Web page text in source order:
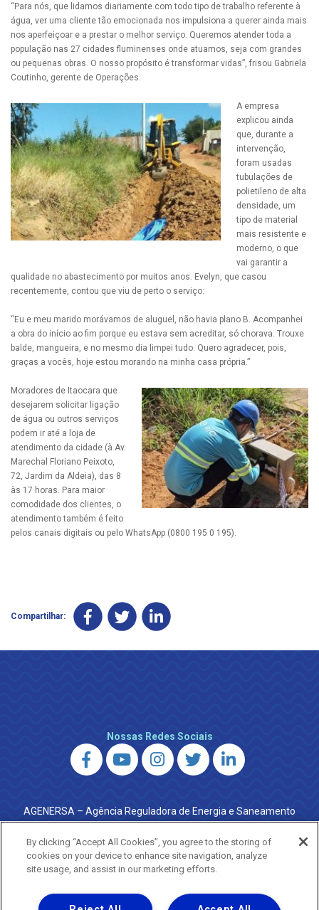
“Para nós, que lidamos diariamente com todo tipo de trabalho referente à
água, ver uma cliente tão emocionada nos impulsiona a querer ainda mais
nos aperfeiçoar e a prestar o melhor serviço. Queremos atender toda a
população nas 27 cidades fluminenses onde atuamos, seja com grandes
ou pequenas obras. O nosso propósito é transformar vidas”, frisou Gabriela
Coutinho, gerente de Operações.
A empresa
explicou ainda
que, durante a
intervenção,
foram usadas
tubulações de
polietileno de alta
densidade, um
tipo de material
mais resistente e
moderno, o que
vai garantir a
qualidade no abastecimento por muitos anos. Evelyn, que casou
recentemente, contou que viu de perto o serviço:
“Eu e meu marido morávamos de aluguel, não havia plano B. Acompanhei
a obra do início ao fim porque eu estava sem acreditar, só chorava. Trouxe
balde, mangueira, e no mesmo dia limpei tudo. Quero agradecer, pois,
graças a vocês, hoje estou morando na minha casa própria.”
Moradores de Itaocara que
desejarem solicitar ligação
de água ou outros serviços
podem ir até a loja de
atendimento da cidade (à Av.
Marechal Floriano Peixoto,
72, Jardim da Aldeia), das 8
às 17 horas. Para maior
comodidade dos clientes, o
atendimento também é feito
pelos canais digitais ou pelo WhatsApp (0800 195 0 195).
Compartilhar:
Nossas Redes Sociais
AGENERSA – Agência Reguladora de Energia e Saneamento
do Estado do Rio de Janeiro
0800 024 9040 · (21) 2332-6457 (WhatsApp) ·
ouvidoria@agenersa.rj.gov.br/ouvidoria.agenersa@gmail.com
·http://www.agenersa.rj.gov.br
By clicking “Accept All Cookies”, you agree to the storing of
cookies on your device to enhance site navigation, analyze
site usage, and assist in our marketing efforts.